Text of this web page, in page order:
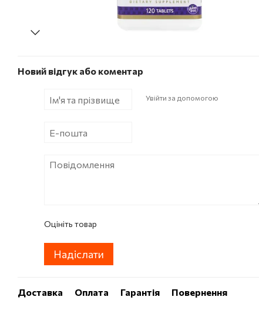
Новий відгук або коментар
Увійти за допомогою
Оцініть товар
Надіслати
Доставка Оплата Гарантія Повернення